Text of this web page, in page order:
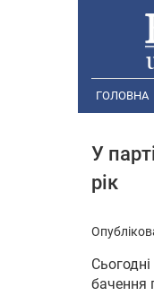
ГОЛОВНА
У
рік
бачення